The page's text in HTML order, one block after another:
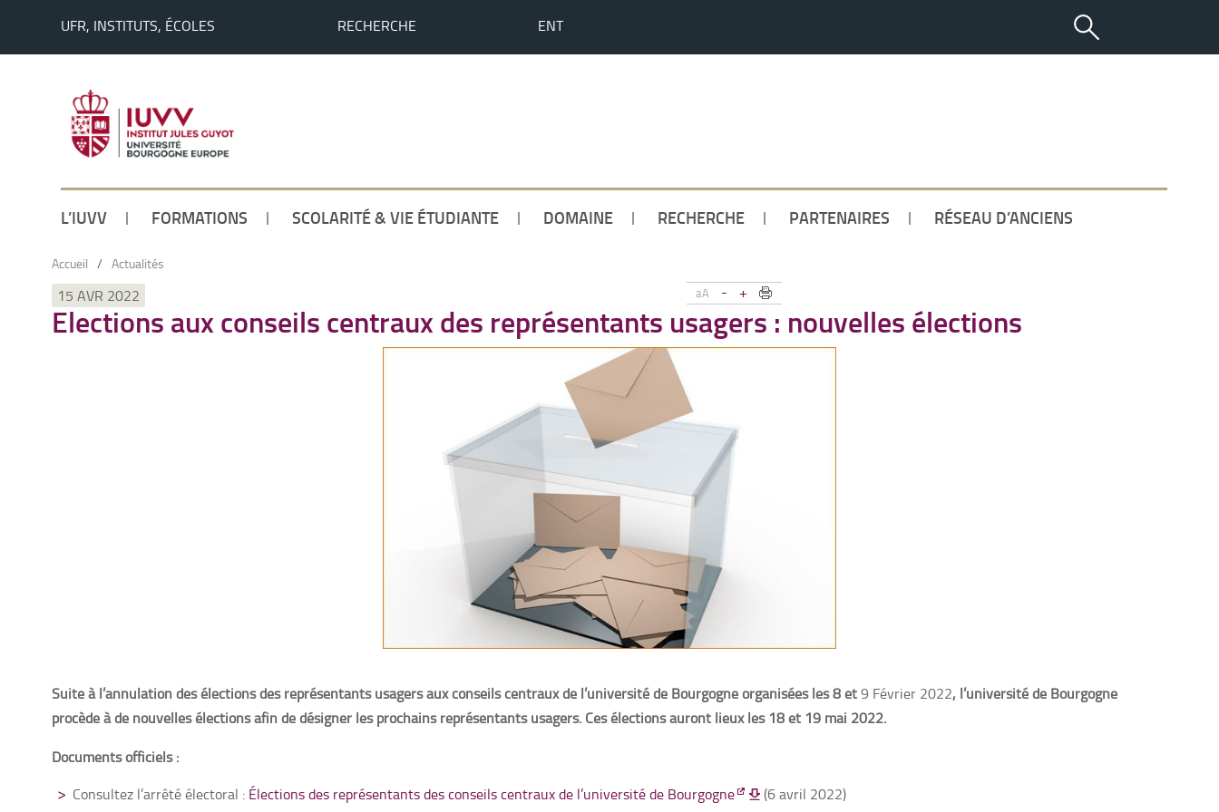
UFR, INSTITUTS, ÉCOLES RECHERCHE ENT
L’IUVV FORMATIONS SCOLARITÉ & VIE ÉTUDIANTE DOMAINE RECHERCHE PARTENAIRES RÉSEAU D’ANCIENS
Accueil / Actualités
aA - +
15 AVR 2022
Elections aux conseils centraux des représentants usagers : nouvelles élections
Suite à l’annulation des élections des représentants usagers aux conseils centraux de l’université de Bourgogne organisées les 8 et9 Février 2022, l’université de Bourgogne
procède à de nouvelles élections afin de désigner les prochains représentants usagers. Ces élections auront lieux les 18 et 19 mai 2022.
Documents officiels :
Consultez l’arrêté électoral : Élections des représentants des conseils centraux de l’université de Bourgogne (6 avril 2022)